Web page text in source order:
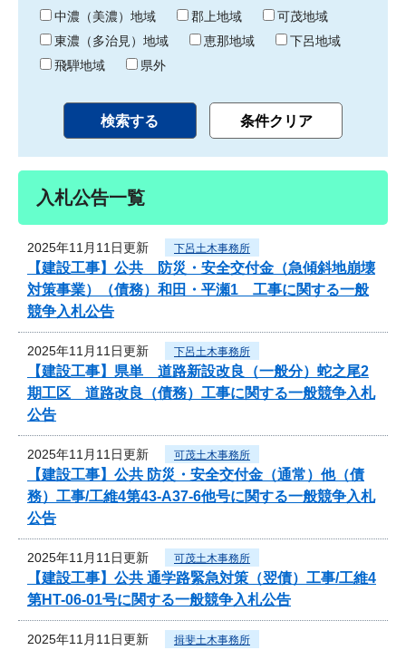
中濃（美濃）地域
郡上地域
可茂地域
東濃（多治見）地域
恵那地域
下呂地域
飛騨地域
県外
入札公告一覧
2025年11月11日更新 下呂土木事務所
【建設工事】公共 防災・安全交付金（急傾斜地崩壊
対策事業）（債務）和田・平瀬1 工事に関する一般
競争入札公告
2025年11月11日更新 下呂土木事務所
【建設工事】県単 道路新設改良（一般分）蛇之尾2
期工区 道路改良（債務）工事に関する一般競争入札
公告
2025年11月11日更新 可茂土木事務所
【建設工事】公共 防災・安全交付金（通常）他（債
務）工事/工維4第43-A37-6他号に関する一般競争入札
公告
2025年11月11日更新 可茂土木事務所
【建設工事】公共 通学路緊急対策（翌債）工事/工維4
第HT-06-01号に関する一般競争入札公告
2025年11月11日更新 揖斐土木事務所